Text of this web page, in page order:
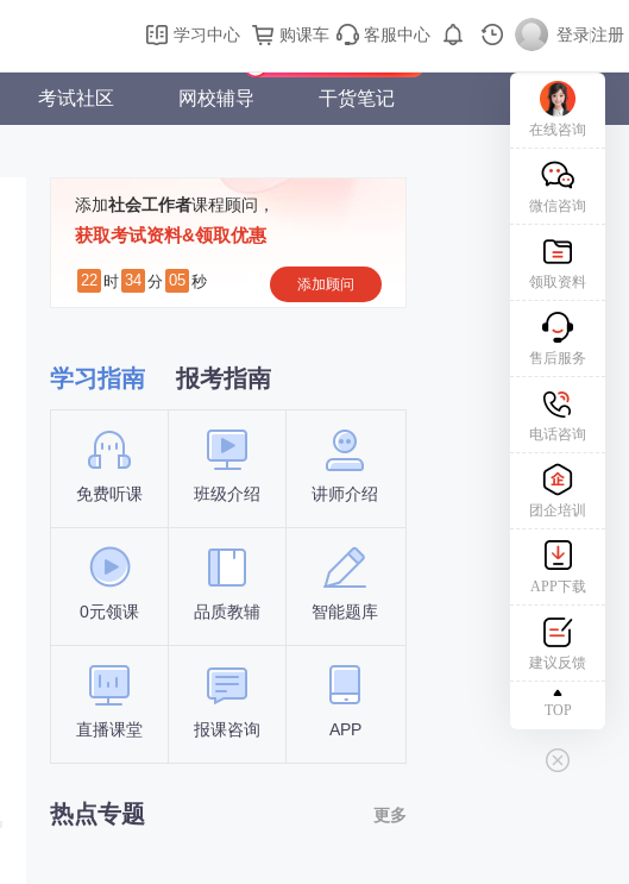
购课车 登录/注册
学习中心 购课车 客服中心 登录|注册
考试社区 网校辅导 干货笔记
添加社会工作者课程顾问，
获取考试资料&领取优惠
22 时 34 分 04 秒 添加顾问
学习指南 报考指南
免费听课 班级介绍 讲师介绍
0元领课 品质教辅 智能题库
直播课堂 报课咨询 APP
报名时间
考试时间
热点专题 更多
在线咨询
微信咨询
领取资料
售后服务
电话咨询
团企培训
APP下载
建议反馈
TOP